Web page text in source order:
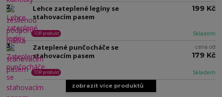
2.
Lehce zateplené legíny se
stahovacím pasem
Skladem
TOP produkt
199 Kč
3.
Zateplené punčocháče se
stahovacím pasem
Skladem
TOP produkt
cena od
179 Kč
zobrazit více produktů